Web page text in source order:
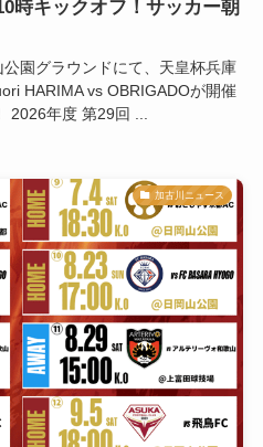
時キックオフ！サッカー朝
園グラウンドにて、天皇杯兵庫
HARIMA vs OBRIGADOが開催
2026年度 第29回 ...
加古川ニュース